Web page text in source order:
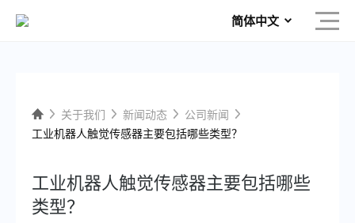
简体中文
关于我们 新闻动态
公司新闻
工业机器人触觉传感器主要包括哪些类型？
工业机器人触觉传感器主要包括哪些
类型？